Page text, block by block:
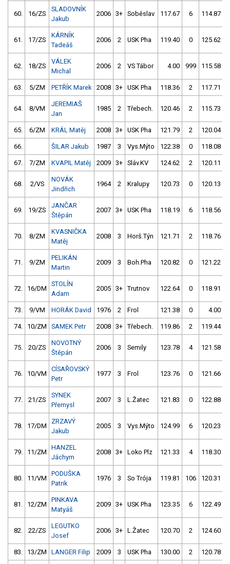
60. 16/ZS
SLADOVNÍK
Jakub
2006 3+ Soběslav 117.67 6 114.87
61. 17/ZS
KÁRNÍK
Tadeáš
2006 2 USK Pha 119.40 0 125.62
62. 18/ZS
VÁLEK
Michal
2006 2 VS Tábor 4.00 999 115.58
63. 5/ZM PETŘÍK Marek 2008 3+ USK Pha 118.36 2 117.71
64. 8/VM
JEREMIAŠ
Jan
1985 2 Třebech. 120.46 2 115.73
65. 6/ZM KRÁL Matěj 2008 3+ USK Pha 121.79 2 120.04
66. ŠILAR Jakub 1987 3 Vys.Mýto 122.38 0 118.08
67. 7/ZM KVAPIL Matěj 2009 3+ Sláv.KV 124.62 2 120.11
68. 2/VS
NOVÁK
Jindřich
1964 2 Kralupy 120.73 0 120.13
69. 19/ZS
JANČAR
Štěpán
2007 3+ USK Pha 118.19 6 118.56
70. 8/ZM
KVASNIČKA
Matěj
2008 3 Horš.Týn 121.71 2 118.76
71. 9/ZM
PELIKÁN
Martin
2009 3 Boh.Pha 120.82 0 121.22
72. 16/DM
STOLÍN
Adam
2005 3+ Trutnov 122.64 0 118.91
73. 9/VM HORÁK David 1976 2 Frol 121.38 0 4.00
74. 10/ZM SAMEK Petr 2008 3+ Třebech. 119.86 2 119.44
75. 20/ZS
NOVOTNÝ
Štěpán
2006 3 Semily 123.78 4 121.58
76. 10/VM
CÍSAŘOVSKÝ
Petr
1977 3 Frol 123.76 0 121.66
77. 21/ZS
SYNEK
Přemysl
2007 3 L.Žatec 121.83 0 122.88
78. 17/DM
ZRZAVÝ
Jakub
2005 3 Vys.Mýto 124.99 6 120.23
79. 11/ZM
HANZEL
Jáchym
2008 3+ Loko Plz 121.33 4 118.30
80. 11/VM
PODUŠKA
Patrik
1976 3 So Trója 119.81 106 120.31
81. 12/ZM
PINKAVA
Matyáš
2009 3+ USK Pha 123.35 6 122.49
82. 22/ZS
LEGUTKO
Josef
2006 3+ L.Žatec 120.70 2 124.60
83. 13/ZM LANGER Filip 2009 3 USK Pha 130.00 2 120.78